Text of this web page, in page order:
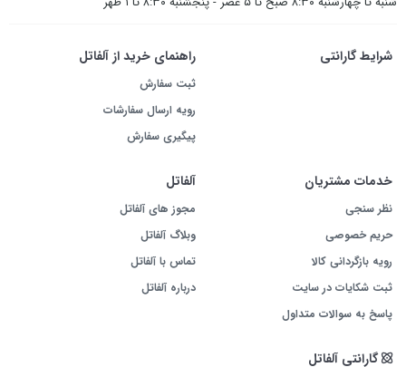
شرایط گارانتی راهنمای خرید از آلفاتل
ثبت سفارش
رویه ارسال سفارشات
پیگیری سفارش
خدمات مشتریان
نظر سنجی
حریم خصوصی
رویه بازگردانی کالا
ثبت شکایات در سایت
پاسخ به سوالات متداول
آلفاتل
مجوز های آلفاتل
وبلاگ آلفاتل
تماس با آلفاتل
درباره آلفاتل
گارانتی آلفاتل